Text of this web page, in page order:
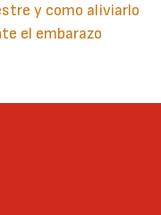
y como aliviarlo
el embarazo